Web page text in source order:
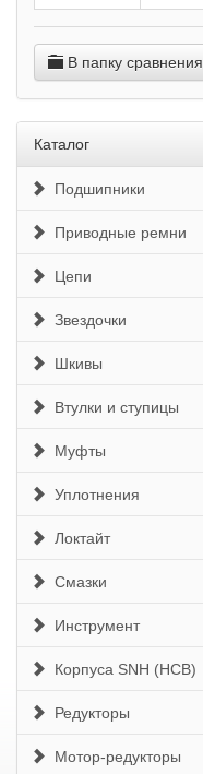
В папку сравнения
Каталог
Подшипники
Приводные ремни
Цепи
Звездочки
Шкивы
Втулки и ступицы
Муфты
Уплотнения
Локтайт
Смазки
Инструмент
Корпуса SNH (HCB)
Редукторы
Мотор-редукторы